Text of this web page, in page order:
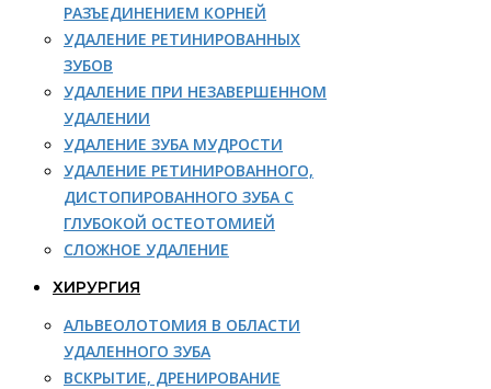
РАЗЪЕДИНЕНИЕМ КОРНЕЙ
УДАЛЕНИЕ РЕТИНИРОВАННЫХ
ЗУБОВ
УДАЛЕНИЕ ПРИ НЕЗАВЕРШЕННОМ
УДАЛЕНИИ
УДАЛЕНИЕ ЗУБА МУДРОСТИ
УДАЛЕНИЕ РЕТИНИРОВАННОГО,
ДИСТОПИРОВАННОГО ЗУБА С
ГЛУБОКОЙ ОСТЕОТОМИЕЙ
СЛОЖНОЕ УДАЛЕНИЕ
ХИРУРГИЯ
АЛЬВЕОЛОТОМИЯ В ОБЛАСТИ
УДАЛЕННОГО ЗУБА
ВСКРЫТИЕ, ДРЕНИРОВАНИЕ